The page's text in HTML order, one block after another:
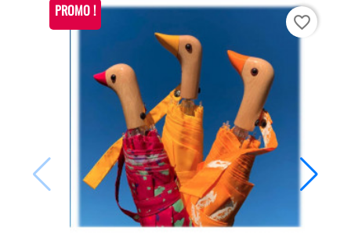
PROMO !
favorite_border